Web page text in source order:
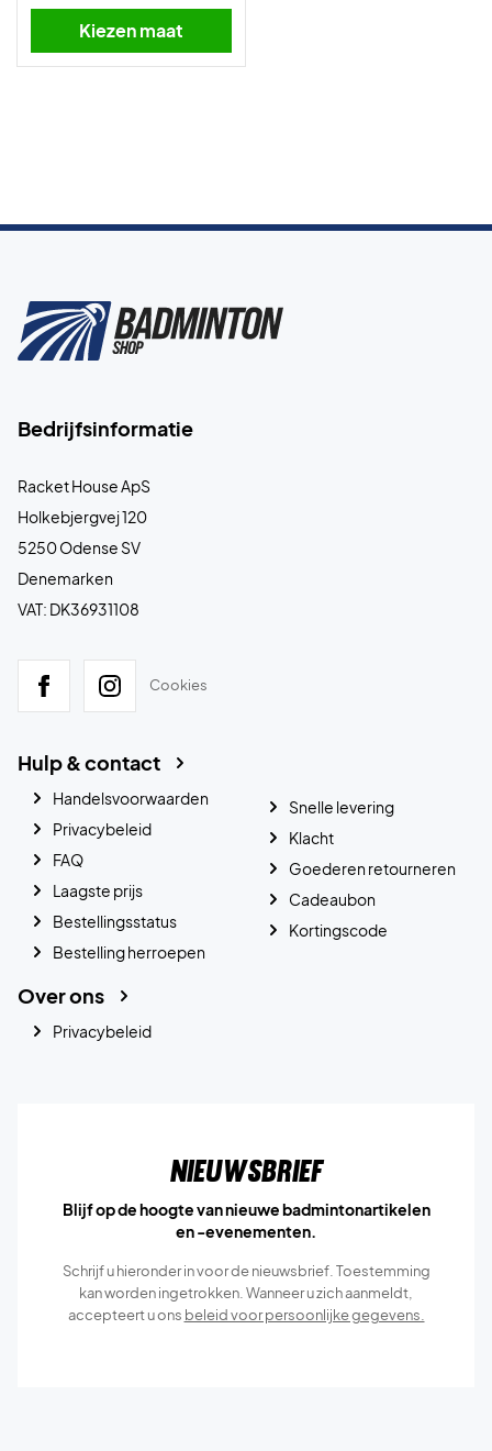
Kiezen maat
Bedrijfsinformatie
Racket House ApS
Holkebjergvej 120
5250 Odense SV
Denemarken
VAT: DK36931108
Cookies
Hulp & contact
Handelsvoorwaarden
Privacybeleid
FAQ
Laagste prijs
Bestellingsstatus
Bestelling herroepen
Snelle levering
Klacht
Goederen retourneren
Cadeaubon
Kortingscode
Over ons
Privacybeleid
Nieuwsbrief
Blijf op de hoogte van nieuwe badmintonartikelen
en -evenementen.
Schrijf u hieronder in voor de nieuwsbrief. Toestemming
kan worden ingetrokken. Wanneer u zich aanmeldt,
accepteert u ons beleid voor persoonlijke gegevens.